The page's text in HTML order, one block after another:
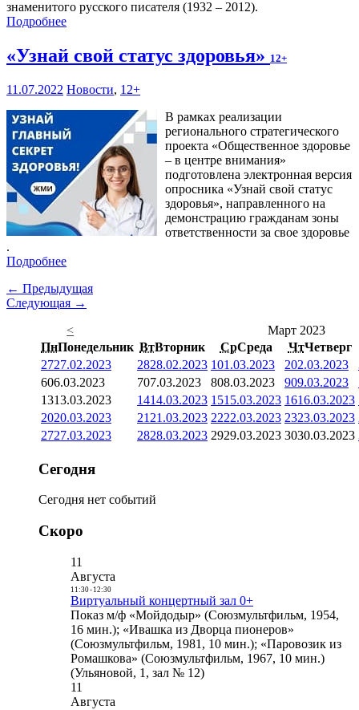
знаменитого русского писателя (1932 – 2012).
Подробнее
«Узнай свой статус здоровья» 12+
11.07.2022 Новости, 12+
В рамках реализации
регионального стратегического
проекта «Общественное здоровье
– в центре внимания»
подготовлена электронная версия
опросника «Узнай свой статус
здоровья», направленного на
демонстрацию гражданам зоны
ответственности за свое здоровье
.
Подробнее
← Предыдущая
Следующая →
<
Март 2023
ПнПонедельник ВтВторник СрСреда ЧтЧетверг
2727.02.2023 2828.02.2023 101.03.2023 202.03.2023
606.03.2023 707.03.2023 808.03.2023 909.03.2023
1313.03.2023 1414.03.2023 1515.03.2023 1616.03.2023
2020.03.2023 21 21.03.2023 2222.03.2023 2323.03.2023
2727.03.2023 2828.03.2023 2929.03.2023 3030.03.2023
Сегодня
Сегодня нет событий
Скоро
11
Августа
11:30- 12:30
Виртуальный концертный зал 0+
Показ м/ф «Мойдодыр» (Союзмультфильм, 1954,
16 мин.); «Ивашка из Дворца пионеров»
(Союзмультфильм, 1981, 10 мин.); «Паровозик из
Ромашкова» (Союзмультфильм, 1967, 10 мин.)
(Ульяновой, 1, зал № 12)
11
Августа